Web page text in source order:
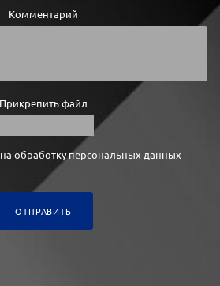
Комментарий
Прикрепить файл
обработку персональных данных
ОТПРАВИТЬ